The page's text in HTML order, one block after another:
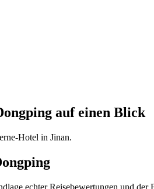
auf einen Blick
Hotel in Jinan.
echter Reisebewertungen und